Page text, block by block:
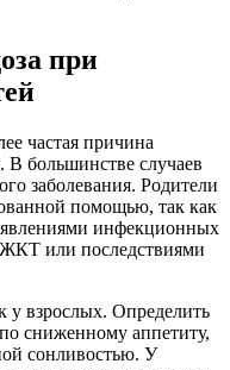
при
частая причина
В большинстве случаев
заболевания. Родители
помощью, так как
инфекционных
или последствиями
у взрослых. Определить
сниженному аппетиту,
сонливостью. У